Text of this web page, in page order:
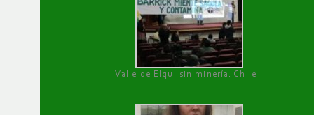
Valle de Elqui sin minería. Chile